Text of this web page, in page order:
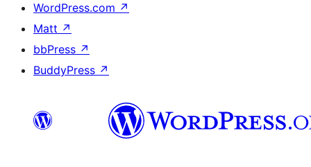
WordPress.com ↗
Matt ↗
bbPress ↗
BuddyPress ↗